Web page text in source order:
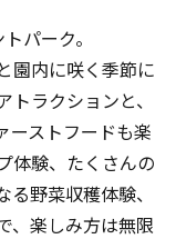
パーク。
園内に咲く季節に
ラクションと、
ーストフードも楽
体験、たくさんの
野菜収穫体験、
、楽しみ方は無限